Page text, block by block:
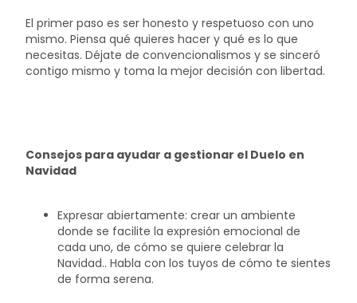
El primer paso es ser honesto y respetuoso con uno
mismo. Piensa qué quieres hacer y qué es lo que
necesitas. Déjate de convencionalismos y se sinceró
contigo mismo y toma la mejor decisión con libertad.
Consejos para ayudar a gestionar el Duelo en
Navidad
Expresar abiertamente: crear un ambiente
donde se facilite la expresión emocional de
cada uno, de cómo se quiere celebrar la
Navidad.. Habla con los tuyos de cómo te sientes
de forma serena.